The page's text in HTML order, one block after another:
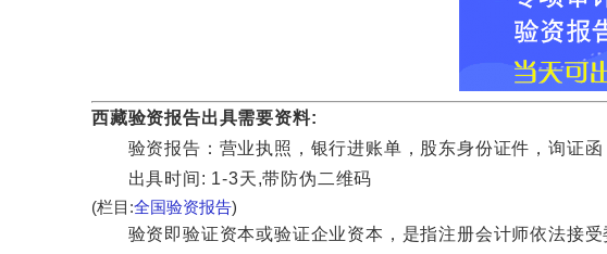
西藏验资报告出具需要资料:
验资报告：营业执照，银行进账单，股东身份证件，询证函
出具时间: 1-3天,带防伪二维码
(栏目:全国验资报告)
验资即验证资本或验证企业资本，是指注册会计师依法接受